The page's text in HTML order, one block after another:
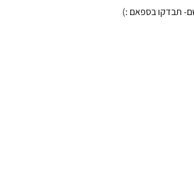
תבדקו בספאם :)